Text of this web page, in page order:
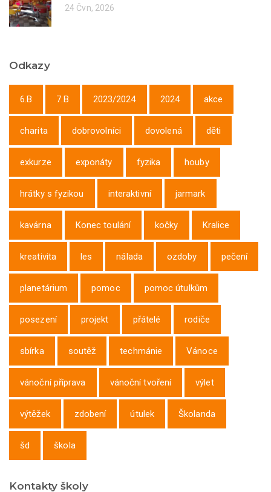
24 Čvn, 2026
Odkazy
6.B 7.B 2023/2024 2024 akce
charita dobrovolníci dovolená děti
exkurze exponáty fyzika houby
hrátky s fyzikou interaktivní jarmark
kavárna Konec toulání kočky Kralice
kreativita les nálada ozdoby pečení
planetárium pomoc pomoc útulkům
posezení projekt přátelé rodiče
sbírka soutěž techmánie Vánoce
vánoční příprava vánoční tvoření výlet
výtěžek zdobení útulek Školanda
šd škola
Kontakty školy